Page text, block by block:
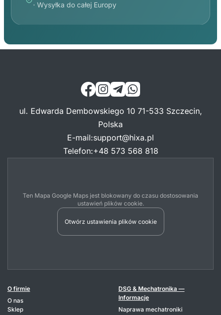
· Wysyłka do całej Europy
ul. Edwarda Dembowskiego 10 71-533 Szczecin,
Polska
E-mail:support@hixa.pl
Telefon:+48 573 568 818
Ten Mapa Google Maps jest blokowany do czasu dostosowania
ustawień plików cookie.
Otwórz ustawienia plików cookie
O firmie
O nas
Sklep
DSG & Mechatronika —
Informacje
Naprawa mechatroniki